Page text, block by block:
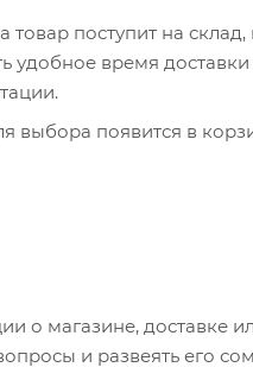
товар поступит на
удобное время
появится в
придет в отделение, на
Один заказ может
о магазине, доставке
и развеять его